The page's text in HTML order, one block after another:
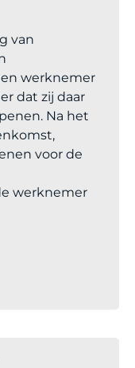
van
werknemer
dat zij daar
Na het
voor de
werknemer